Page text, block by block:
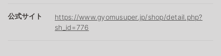
公式サイト
https://www.gyomusuper.jp/shop/detail.php?
sh_id=776